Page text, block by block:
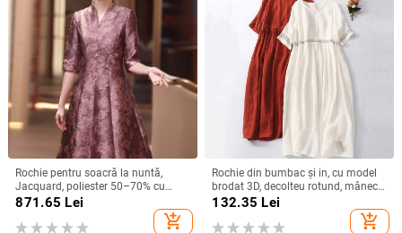
Rochie pentru soacră la nuntă,
Jacquard, poliester 50–70% cu
spandex <30%, lungime midi,
primăvara 2025, stil socialite
871.65 Lei
add_shopping_cart
Rochie din bumbac și in, cu model
brodat 3D, decolteu rotund, mâneci
scurte, talie lejeră, croială în linie A,
132.35 Lei
add_shopping_cart